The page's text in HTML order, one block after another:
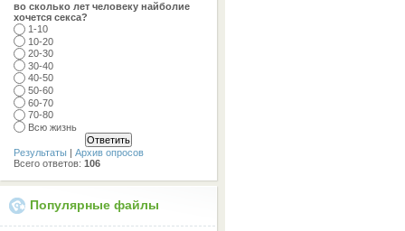
во сколько лет человеку найболие
хочется секса?
1-10
10-20
20-30
30-40
40-50
50-60
60-70
70-80
Всю жизнь
Результаты
Архив опросов
Всего ответов: 106
Популярные файлы